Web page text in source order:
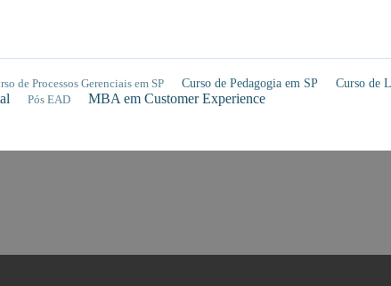
de Processos Gerenciais em SP Curso de Pedagogia em SP Curso de
Pós EAD MBA em Customer Experience